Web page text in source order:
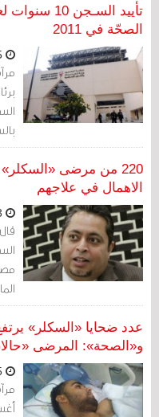
تأييد
الصحّة في 2011
الاهمال في علاجهم
و«الصحة»: المرضى